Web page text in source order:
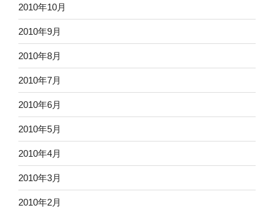
2010年10月
2010年9月
2010年8月
2010年7月
2010年6月
2010年5月
2010年4月
2010年3月
2010年2月